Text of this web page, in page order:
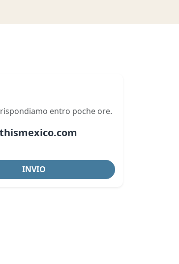
entro poche ore.
INVIO